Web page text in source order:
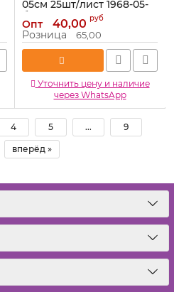
05см 25шт/лист 1968-05-
бел-А
Артикул: 1968-05-бел-А
Опт 40,00 руб
Розница 65,00
Уточнить цену и наличие
через WhatsApp
4 5 ... 9
вперёд »